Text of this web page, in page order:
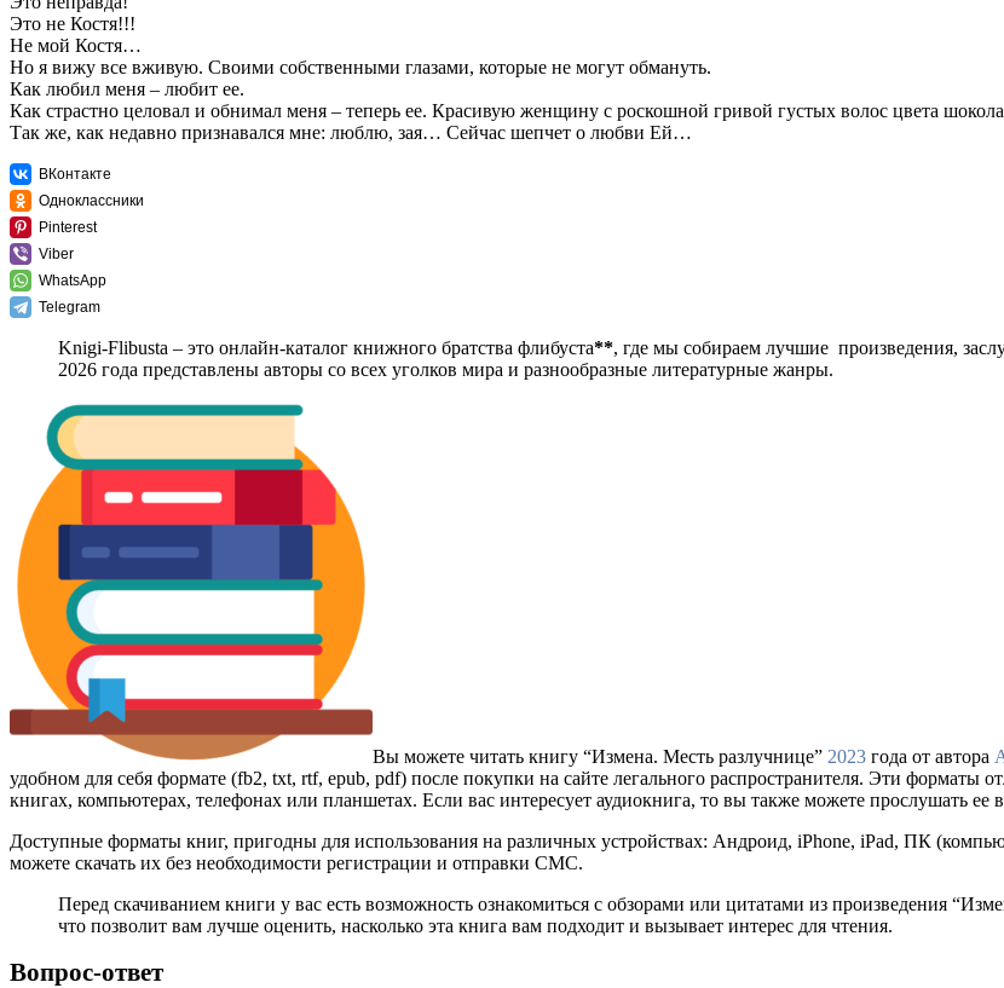
Это не Костя!!!
Не мой Костя…
Но я вижу все вживую. Своими собственными глазами, которые не могут обмануть.
Как любил меня – любит ее.
Как страстно целовал и обнимал меня – теперь ее. Красивую женщину с роскошной гривой густых волос цвета
Так же, как недавно признавался мне: люблю, зая… Сейчас шепчет о любви Ей…
ВКонтакте
Одноклассники
Pinterest
Viber
WhatsApp
Telegram
Knigi-Flibusta – это онлайн-каталог книжного братства флибуста**, где мы собираем лучшие произведения,
2026 года представлены авторы со всех уголков мира и разнообразные литературные жанры.
Вы можете читать книгу “Измена. Месть разлучнице” 2023 года от автора
удобном для себя формате (fb2, txt, rtf, epub, pdf) после покупки на сайте легального распространителя. Эти форматы
книгах, компьютерах, телефонах или планшетах. Если вас интересует аудиокнига, то вы также можете прослушать ее
Доступные форматы книг, пригодны для использования на различных устройствах: Андроид, iPhone, iPad, ПК
можете скачать их без необходимости регистрации и отправки СМС.
Перед скачиванием книги у вас есть возможность ознакомиться с обзорами или цитатами из произведения
что позволит вам лучше оценить, насколько эта книга вам подходит и вызывает интерес для чтения.
Вопрос-ответ